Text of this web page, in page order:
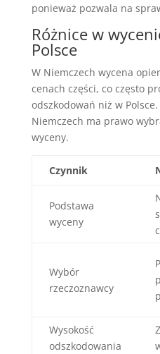
ponieważ pozwala na
Różnice w
Polsce
W Niemczech wycena
cenach części, co często
odszkodowań niż w
Niemczech ma prawo
wyceny.
Czynnik
Podstawa
wyceny
Wybór
rzeczoznawcy
Wysokość
odszkodowania